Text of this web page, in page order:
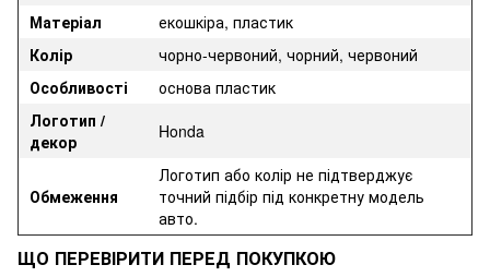
Матеріал
екошкіра, пластик
Колір
чорно-червоний, чорний, червоний
Особливості
основа пластик
Логотип /
декор
Honda
Обмеження
Логотип або колір не підтверджує
точний підбір під конкретну модель
авто.
ЩО ПЕРЕВІРИТИ ПЕРЕД ПОКУПКОЮ